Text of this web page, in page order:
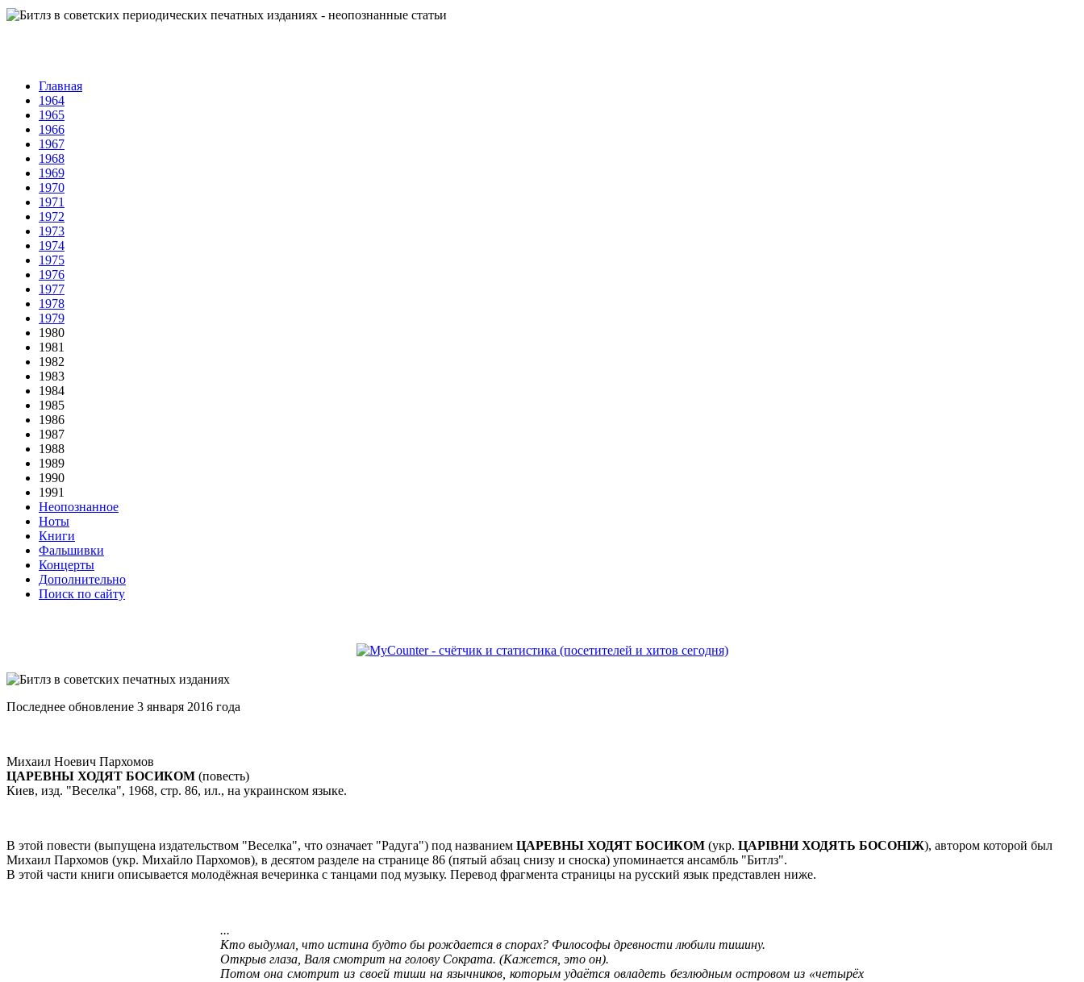
Главная
1964
1965
1966
1967
1968
1969
1970
1971
1972
1973
1974
1975
1976
1977
1978
1979
1980
1981
1982
1983
1984
1985
1986
1987
1988
1989
1990
1991
Неопознанное
Ноты
Книги
Фальшивки
Концерты
Дополнительно
Поиск по сайту
Последнее обновление 3 января 2016 года
Михаил Ноевич Пархомов
ЦАРЕВНЫ ХОДЯТ БОСИКОМ (повесть)
Киев, изд. "Веселка", 1968, стр. 86, ил., на украинском языке.
В этой повести (выпущена издательством "Веселка", что означает "Радуга") под названием ЦАРЕВНЫ ХОДЯТ БОСИКОМ (укр. ЦАРIВНИ ХОДЯТЬ БОСОНIЖ), автором которой был
Михаил Пархомов (укр. Михайло Пархомов), в десятом разделе на странице 86 (пятый абзац снизу и сноска) упоминается ансамбль "Битлз".
В этой части книги описывается молодёжная вечеринка с танцами под музыку. Перевод фрагмента страницы на русский язык представлен ниже.
...
Кто выдумал, что истина будто бы рождается в спорах? Философы древности любили тишину.
Открыв глаза, Валя смотрит на голову Сократа. (Кажется, это он).
Потом она смотрит из своей тиши на язычников, которым удаётся овладеть безлюдным островом из «четырёх